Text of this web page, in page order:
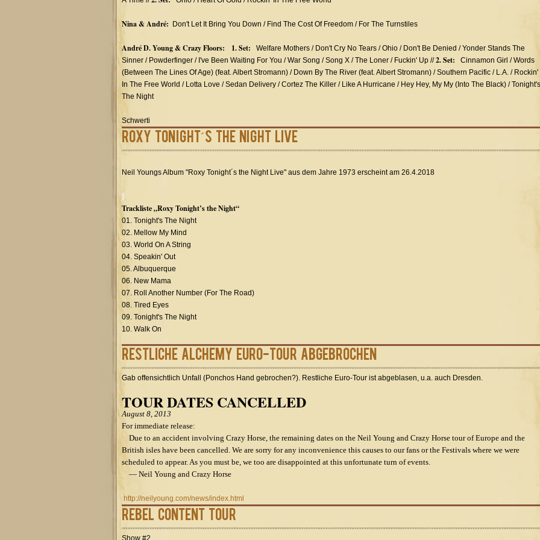
Nina & André: Don't Let It Bring You Down / Find The Cost Of Freedom / For The Turnstiles
André D. Young & Crazy Floors: 1. Set: Welfare Mothers / Don't Cry No Tears / Ohio / Don't Be Denied / Yonder Stands The
Sinner / Powderfinger / I've Been Waiting For You / War Song / Song X / The Loner / Fuckin' Up //2. Set: Cinnamon Girl / Words
(Between The Lines Of Age) (feat. Albert Stromann) / Down By The River (feat. Albert Stromann) / Southern Pacific / L.A. / Rockin'
In The Free World / Lotta Love / Sedan Delivery / Cortez The Killer / Like A Hurricane / Hey Hey, My My (Into The Black) / Tonight's
The Night
Schwerti
Roxy Tonight´s the Night Live
Neil Youngs Album "Roxy Tonight´s the Night Live" aus dem Jahre 1973 erscheint am 26.4.2018
Trackliste „Roxy Tonight’s the Night“
01. Tonight's The Night
02. Mellow My Mind
03. World On A String
04. Speakin' Out
05. Albuquerque
06. New Mama
07. Roll Another Number (For The Road)
08. Tired Eyes
09. Tonight's The Night
10. Walk On
restliche Alchemy Euro-Tour abgebrochen
Gab offensichtlich Unfall (Ponchos Hand gebrochen?). Restliche Euro-Tour ist abgeblasen, u.a. auch Dresden.
TOUR DATES CANCELLED
August 8, 2013
For immediate release:
Due to an accident involving Crazy Horse, the remaining dates on the Neil Young and Crazy Horse tour of Europe and the
British isles have been cancelled. We are sorry for any inconvenience this causes to our fans or the Festivals where we were
scheduled to appear. As you must be, we too are disappointed at this unfortunate turn of events.
— Neil Young and Crazy Horse
http://neilyoung.com/news/index.html
Rebel Content Tour
Show #2